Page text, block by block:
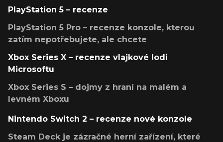
PlayStation 5 – recenze
PlayStation 5 Pro – recenze konzole, kterou
zatím nepotřebujete, ale chcete
Xbox Series X – recenze vlajkové lodi
Microsoftu
Xbox Series S – dojmy z hraní na malém a
levném Xboxu
Nintendo Switch 2 – recenze nové konzole
Steam Deck je zázračné herní zařízení, které